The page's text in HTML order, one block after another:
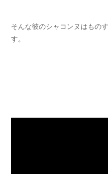
そんな彼のシャコンヌはもの
す。